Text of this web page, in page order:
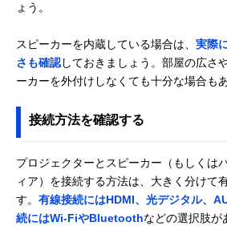
ょう。
スピーカーを内蔵している場合は、 実際
さも確認しておきましょう。部屋の広さ
ーカーを外付けしなくても十分な場合も
接続方法を確認する
プロジェクターとスピーカー（もしくは
ィア）を接続する方法は、大きく分けて
す。 有線接続にはHDMI、光デジタル、
続にはWi-FiやBluetoothなどの選択肢が